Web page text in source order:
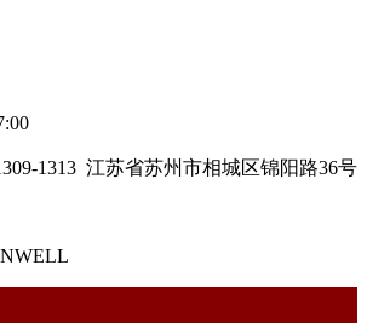
1313 江苏省苏州市相城区锦阳路36号